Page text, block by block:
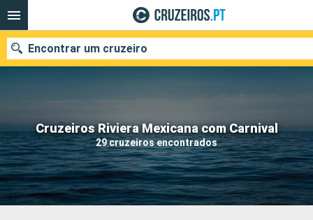
Cruzeiros Riviera Mexicana com Carnival
29 cruzeiros encontrados
Encontrar um cruzeiro
Quando ir?
Data de partida
Portos Companhias